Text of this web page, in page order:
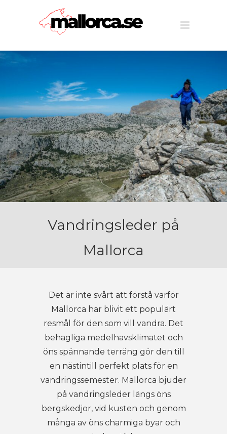
Vandringsleder på
Mallorca
Det är inte svårt att förstå varför
Mallorca har blivit ett populärt
resmål för den som vill vandra. Det
behagliga medelhavsklimatet och
öns spännande terräng gör den till
en nästintill perfekt plats för en
vandringssemester. Mallorca bjuder
på vandringsleder längs öns
bergskedjor, vid kusten och genom
många av öns charmiga byar och